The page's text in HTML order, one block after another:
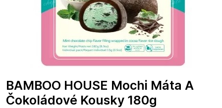
BAMBOO HOUSE Mochi Máta A
Čokoládové Kousky 180g